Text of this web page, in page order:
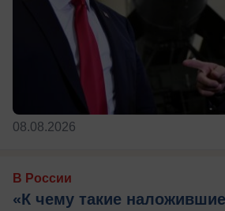
08.08.2026
В России
«К чему такие